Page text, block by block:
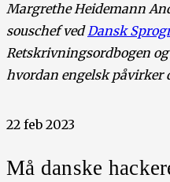
Margrethe Heidemann
souschef vedDansk
Retskrivningsordbogen
hvordan engelsk påvirker
22 feb 2023
Må danske